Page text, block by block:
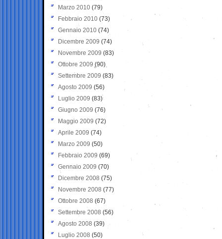
Marzo 2010 (79)
Febbraio 2010 (73)
Gennaio 2010 (74)
Dicembre 2009 (74)
Novembre 2009 (83)
Ottobre 2009 (90)
Settembre 2009 (83)
Agosto 2009 (56)
Luglio 2009 (83)
Giugno 2009 (76)
Maggio 2009 (72)
Aprile 2009 (74)
Marzo 2009 (50)
Febbraio 2009 (69)
Gennaio 2009 (70)
Dicembre 2008 (75)
Novembre 2008 (77)
Ottobre 2008 (67)
Settembre 2008 (56)
Agosto 2008 (39)
Luglio 2008 (50)